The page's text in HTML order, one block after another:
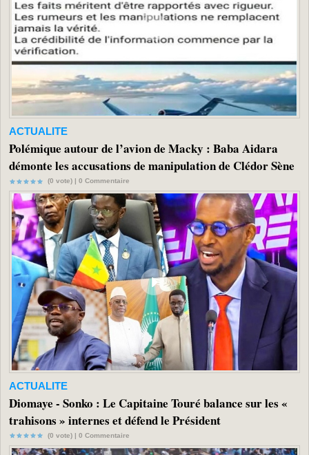
ACTUALITE
Polémique autour de l’avion de Macky : Baba Aidara
démonte les accusations de manipulation de Clédor Sène
(0 vote) | 0 Commentaire
ACTUALITE
Diomaye - Sonko : Le Capitaine Touré balance sur les «
trahisons » internes et défend le Président
(0 vote) | 0 Commentaire